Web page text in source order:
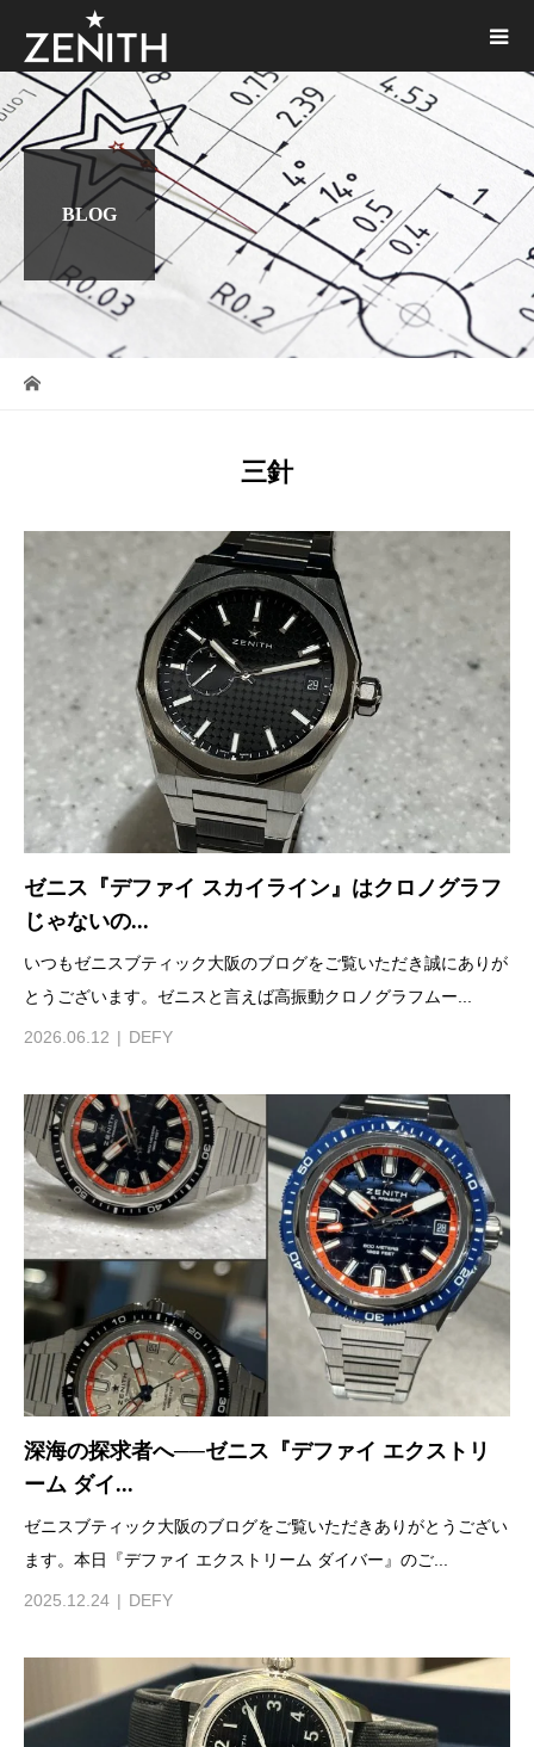
BLOG
三針
ゼニス『デファイ スカイライン』はクロノグラフ
じゃないの...
いつもゼニスブティック大阪のブログをご覧いただき誠にありが
とうございます。ゼニスと言えば高振動クロノグラフムー...
2026.06.12 DEFY
深海の探求者へ──ゼニス『デファイ エクストリ
ーム ダイ...
ゼニスブティック大阪のブログをご覧いただきありがとうござい
ます。本日『デファイ エクストリーム ダイバー』のご...
2025.12.24 DEFY